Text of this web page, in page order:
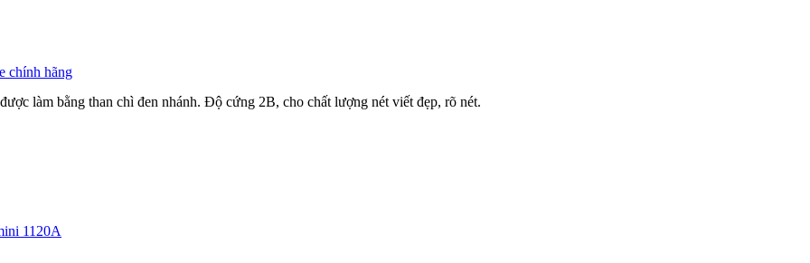
chính hãng
1120A
làm bằng than chì đen nhánh. Độ cứng 2B, cho chất lượng nét viết đẹp, rõ nét.